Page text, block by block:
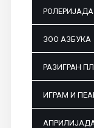
РОЛЕРИЈАДА
ЗОО АЗБУКА
РАЗИГРАН
ИГРАМ И